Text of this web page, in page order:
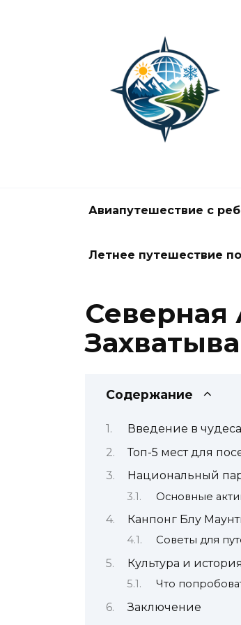
Авиапутешествие с
Летнее путешествие
Северная
Содержание
Введение в
Топ-5 мест для
Национальный
Основные
Канпонг Блу
Советы для
Культура и
Что
Заключение